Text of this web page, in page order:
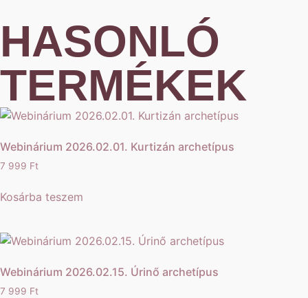
HASONLÓ
TERMÉKEK
Webinárium 2026.02.01. Kurtizán archetípus
7 999 Ft
Kosárba teszem
Webinárium 2026.02.15. Úrinő archetípus
7 999 Ft